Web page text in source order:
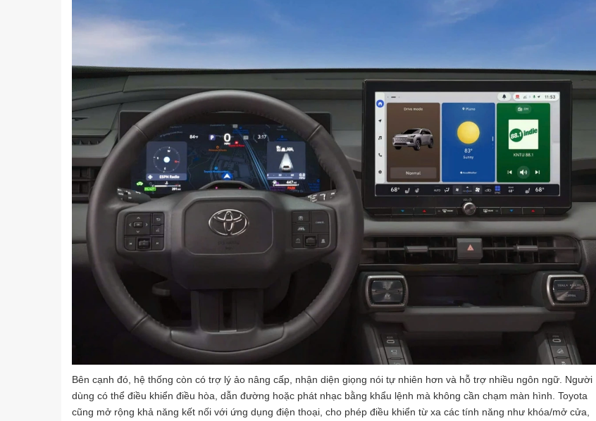
Bên cạnh đó, hệ thống còn có trợ lý ảo nâng cấp, nhận diện giọng nói tự nhiên hơn và hỗ trợ nhiều ngôn ngữ. Người
dùng có thể điều khiển điều hòa, dẫn đường hoặc phát nhạc bằng khẩu lệnh mà không cần chạm màn hình. Toyota
cũng mở rộng khả năng kết nối với ứng dụng điện thoại, cho phép điều khiển từ xa các tính năng như khóa/mở cửa,